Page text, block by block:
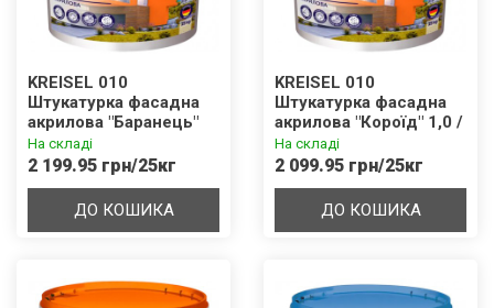
KREISEL 010
Штукатурка фасадна
акрилова "Баранець"
1,0 / 1,5 / 2,0 / 3,0 мм
База В
На складі
2 199.95 грн/25кг
ДО КОШИКА
KREISEL 010
Штукатурка фасадна
акрилова "Короїд" 1,0 /
1,5 / 2,0 / 3,0 мм База D
На складі
2 099.95 грн/25кг
ДО КОШИКА